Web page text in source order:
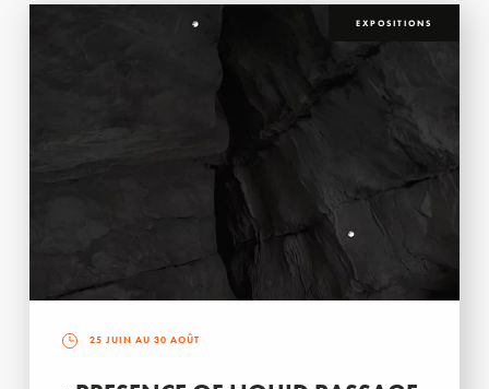
EXPOSITIONS
25 JUIN AU 30 AOÛT